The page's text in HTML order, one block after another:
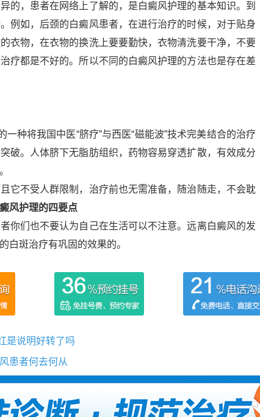
的，患者在网络上了解的，是白癜风护理的基本知识。到
例如，后颈的白癜风患者，在进行治疗的时候，对于贴身
衣物，在衣物的换洗上要要勤快，衣物清洗要干净，不要
疗都是不好的。所以不同的白癜风护理的方法也是存在差
种将我国中医“脐疗”与西医“磁能波”技术完美结合的治疗
破。人体脐下无脂肪组织，药物容易穿透扩散，有效成分
它不受人群限制，治疗前也无需准备，随治随走，不会耽
风护理的四要点
你们也不要认为自己在生活可以不注意。远离白癜风的发
白斑治疗有巩固的效果的。
是说明好转了吗
患者何去何从